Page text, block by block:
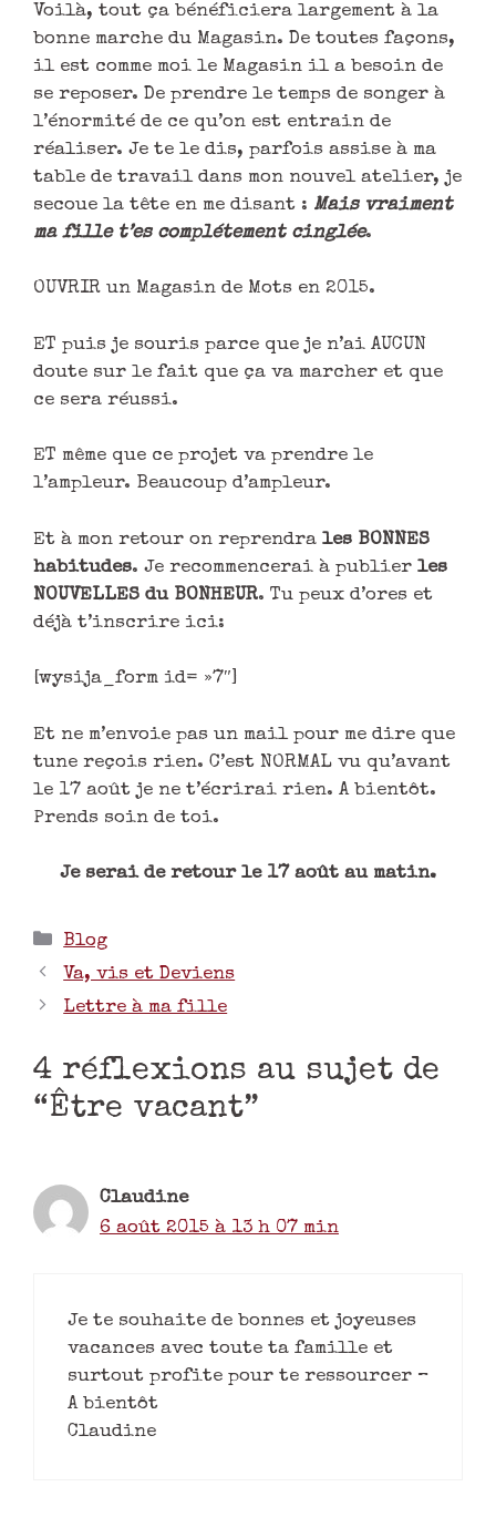
Voilà, tout ça bénéficiera largement à la
bonne marche du Magasin. De toutes façons,
il est comme moi le Magasin il a besoin de
se reposer. De prendre le temps de songer à
l’énormité de ce qu’on est entrain de
réaliser. Je te le dis, parfois assise à ma
table de travail dans mon nouvel atelier, je
secoue la tête en me disant : Mais vraiment
ma fille t’es complétement cinglée.
OUVRIR un Magasin de Mots en 2015.
ET puis je souris parce que je n’ai AUCUN
doute sur le fait que ça va marcher et que
ce sera réussi.
ET même que ce projet va prendre le
l’ampleur. Beaucoup d’ampleur.
Et à mon retour on reprendra les BONNES
habitudes. Je recommencerai à publier les
NOUVELLES du BONHEUR. Tu peux d’ores et
déjà t’inscrire ici:
[wysija_form id= »7″]
Et ne m’envoie pas un mail pour me dire que
tune reçois rien. C’est NORMAL vu qu’avant
le 17 août je ne t’écrirai rien. A bientôt.
Prends soin de toi.
Je serai de retour le 17 août au matin.
Blog
Va, vis et Deviens
Lettre à ma fille
4 réflexions au sujet de
“Être vacant”
Claudine
6 août 2015 à 13 h 07 min
Je te souhaite de bonnes et joyeuses
vacances avec toute ta famille et
surtout profite pour te ressourcer –
A bientôt
Claudine